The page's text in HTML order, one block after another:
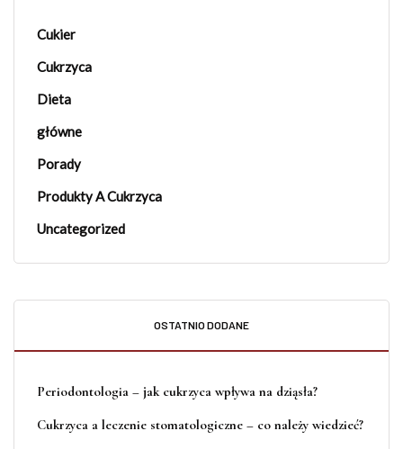
Cukier
Cukrzyca
Dieta
główne
Porady
Produkty A Cukrzyca
Uncategorized
OSTATNIO DODANE
Periodontologia – jak cukrzyca wpływa na dziąsła?
Cukrzyca a leczenie stomatologiczne – co należy wiedzieć?